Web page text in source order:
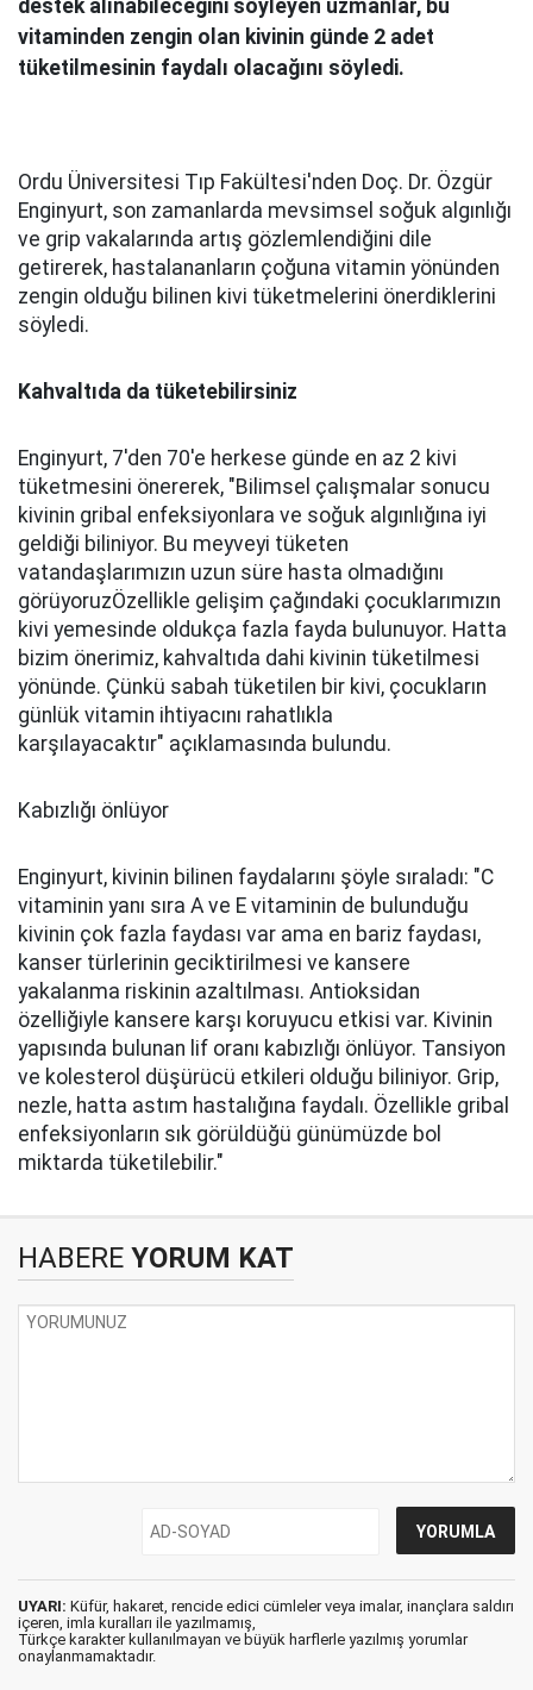
destek alınabileceğini söyleyen uzmanlar, bu
vitaminden zengin olan kivinin günde 2 adet
tüketilmesinin faydalı olacağını söyledi.
Ordu Üniversitesi Tıp Fakültesi'nden Doç. Dr. Özgür
Enginyurt, son zamanlarda mevsimsel soğuk algınlığı
ve grip vakalarında artış gözlemlendiğini dile
getirerek, hastalananların çoğuna vitamin yönünden
zengin olduğu bilinen kivi tüketmelerini önerdiklerini
söyledi.
Kahvaltıda da tüketebilirsiniz
Enginyurt, 7'den 70'e herkese günde en az 2 kivi
tüketmesini önererek, "Bilimsel çalışmalar sonucu
kivinin gribal enfeksiyonlara ve soğuk algınlığına iyi
geldiği biliniyor. Bu meyveyi tüketen
vatandaşlarımızın uzun süre hasta olmadığını
görüyoruzÖzellikle gelişim çağındaki çocuklarımızın
kivi yemesinde oldukça fazla fayda bulunuyor. Hatta
bizim önerimiz, kahvaltıda dahi kivinin tüketilmesi
yönünde. Çünkü sabah tüketilen bir kivi, çocukların
günlük vitamin ihtiyacını rahatlıkla
karşılayacaktır" açıklamasında bulundu.
Kabızlığı önlüyor
Enginyurt, kivinin bilinen faydalarını şöyle sıraladı: "C
vitaminin yanı sıra A ve E vitaminin de bulunduğu
kivinin çok fazla faydası var ama en bariz faydası,
kanser türlerinin geciktirilmesi ve kansere
yakalanma riskinin azaltılması. Antioksidan
özelliğiyle kansere karşı koruyucu etkisi var. Kivinin
yapısında bulunan lif oranı kabızlığı önlüyor. Tansiyon
ve kolesterol düşürücü etkileri olduğu biliniyor. Grip,
nezle, hatta astım hastalığına faydalı. Özellikle gribal
enfeksiyonların sık görüldüğü günümüzde bol
miktarda tüketilebilir."
HABERE YORUM KAT
UYARI: Küfür, hakaret, rencide edici cümleler veya imalar, inançlara saldırı
içeren, imla kuralları ile yazılmamış,
Türkçe karakter kullanılmayan ve büyük harflerle yazılmış yorumlar
onaylanmamaktadır.